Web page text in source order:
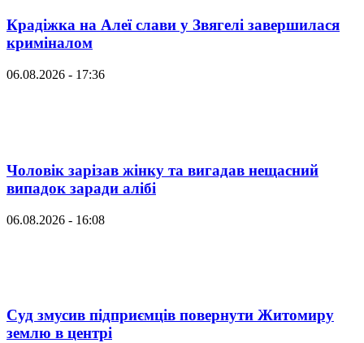
Крадіжка на Алеї слави у Звягелі завершилася
криміналом
06.08.2026 - 17:36
Чоловік зарізав жінку та вигадав нещасний
випадок заради алібі
06.08.2026 - 16:08
Суд змусив підприємців повернути Житомиру
землю в центрі